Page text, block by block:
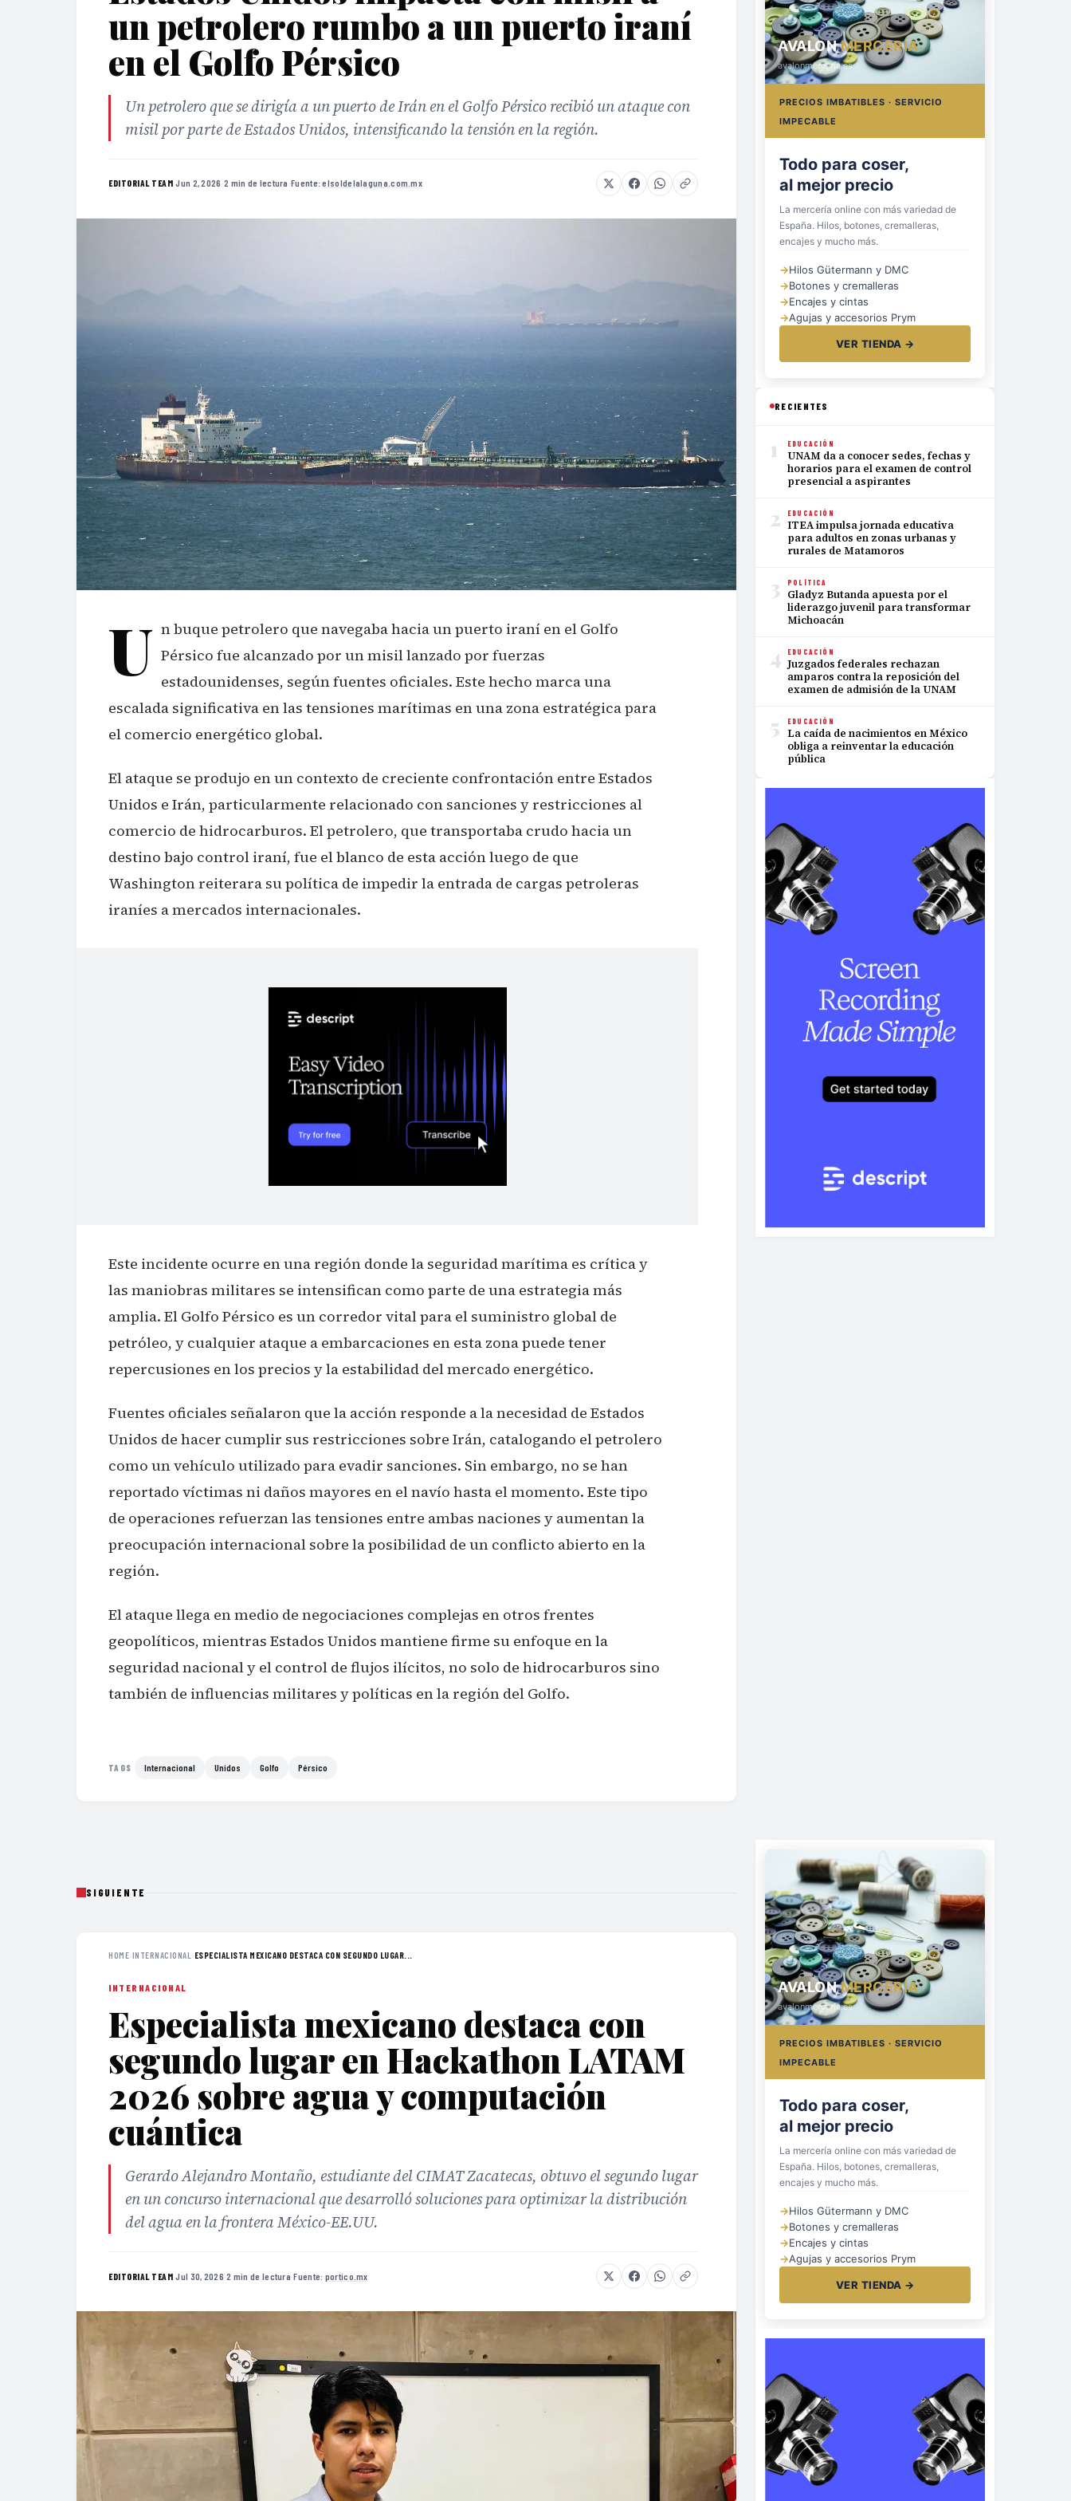
un petrolero rumbo a un puerto iraní
en el Golfo Pérsico
Un petrolero que se dirigía a un puerto de Irán en el Golfo Pérsico recibió un ataque con
misil por parte de Estados Unidos, intensificando la tensión en la región.
EDITORIAL TEAM·Jun 2, 2026 ·2 min de lectura ·Fuente:elsoldelalaguna.com.mx
U n buque petrolero que navegaba hacia un puerto iraní en el Golfo
Pérsico fue alcanzado por un misil lanzado por fuerzas
estadounidenses, según fuentes oficiales. Este hecho marca una
escalada significativa en las tensiones marítimas en una zona estratégica para
el comercio energético global.
El ataque se produjo en un contexto de creciente confrontación entre Estados
Unidos e Irán, particularmente relacionado con sanciones y restricciones al
comercio de hidrocarburos. El petrolero, que transportaba crudo hacia un
destino bajo control iraní, fue el blanco de esta acción luego de que
Washington reiterara su política de impedir la entrada de cargas petroleras
iraníes a mercados internacionales.
Este incidente ocurre en una región donde la seguridad marítima es crítica y
las maniobras militares se intensifican como parte de una estrategia más
amplia. El Golfo Pérsico es un corredor vital para el suministro global de
petróleo, y cualquier ataque a embarcaciones en esta zona puede tener
repercusiones en los precios y la estabilidad del mercado energético.
Fuentes oficiales señalaron que la acción responde a la necesidad de Estados
Unidos de hacer cumplir sus restricciones sobre Irán, catalogando el petrolero
como un vehículo utilizado para evadir sanciones. Sin embargo, no se han
reportado víctimas ni daños mayores en el navío hasta el momento. Este tipo
de operaciones refuerzan las tensiones entre ambas naciones y aumentan la
preocupación internacional sobre la posibilidad de un conflicto abierto en la
región.
El ataque llega en medio de negociaciones complejas en otros frentes
geopolíticos, mientras Estados Unidos mantiene firme su enfoque en la
seguridad nacional y el control de flujos ilícitos, no solo de hidrocarburos sino
también de influencias militares y políticas en la región del Golfo.
TAGS Internacional Unidos Golfo Pérsico
AVALONMERCERÍA
avalonmerceria.es
PRECIOS IMBATIBLES · SERVICIO
IMPECABLE
Hilos, botones
y cremalleras
La mercería online con más variedad de
España. Hilos, botones, cremalleras,
encajes y mucho más.
→Hilos Gütermann y DMC
→Botones y cremalleras
→Encajes y cintas
→Agujas y accesorios Prym
VER TIENDA →
RECIENTES
1 EDUCACIÓN
UNAM da a conocer sedes, fechas y
horarios para el examen de control
presencial a aspirantes
2 EDUCACIÓN
ITEA impulsa jornada educativa
para adultos en zonas urbanas y
rurales de Matamoros
3 POLÍTICA
Gladyz Butanda apuesta por el
liderazgo juvenil para transformar
Michoacán
4 EDUCACIÓN
Juzgados federales rechazan
amparos contra la reposición del
examen de admisión de la UNAM
5 EDUCACIÓN
La caída de nacimientos en México
obliga a reinventar la educación
pública
SIGUIENTE
HOME›INTERNACIONAL › ESPECIALISTA MEXICANO DESTACA CON SEGUNDO LUGAR...
INTERNACIONAL
Especialista mexicano destaca con
segundo lugar en Hackathon LATAM
2026 sobre agua y computación
cuántica
Gerardo Alejandro Montaño, estudiante del CIMAT Zacatecas, obtuvo el segundo lugar
en un concurso internacional que desarrolló soluciones para optimizar la distribución
del agua en la frontera México-EE.UU.
EDITORIAL TEAM·Jul 30, 2026·2 min de lectura·Fuente: portico.mx
AVALONMERCERÍA
avalonmerceria.es
PRECIOS IMBATIBLES · SERVICIO
IMPECABLE
Todo para coser,
al mejor precio
La mercería online con más variedad de
España. Hilos, botones, cremalleras,
encajes y mucho más.
→Hilos Gütermann y DMC
→Botones y cremalleras
→Encajes y cintas
→Agujas y accesorios Prym
VER TIENDA →